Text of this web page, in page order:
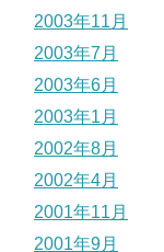
2003年11月
2003年7月
2003年6月
2003年1月
2002年8月
2002年4月
2001年11月
2001年9月